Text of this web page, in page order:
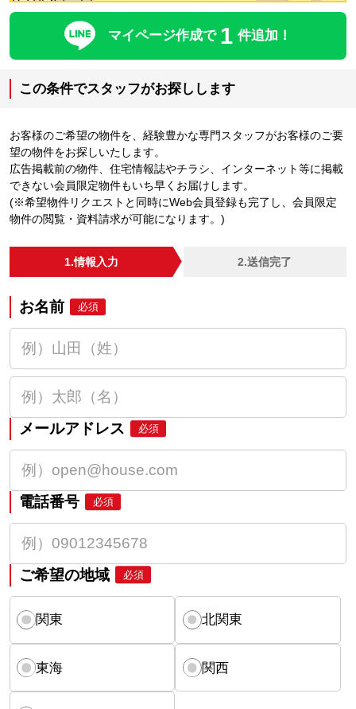
マイページ作成で 1 件追加！
この条件でスタッフがお探しします
お客様のご希望の物件を、経験豊かな専門スタッフがお客様のご要
望の物件をお探しいたします。
広告掲載前の物件、住宅情報誌やチラシ、インターネット等に掲載
できない会員限定物件もいち早くお届けします。
(※希望物件リクエストと同時にWeb会員登録も完了し、会員限定
物件の閲覧・資料請求が可能になります。)
1.情報入力 2.送信完了
お名前 必須
メールアドレス 必須
電話番号 必須
ご希望の地域 必須
関東 北関東
東海 関西